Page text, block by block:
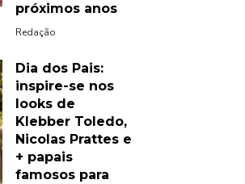
próximos anos
Redação
Dia dos Pais:
inspire-se nos
looks de
Klebber Toledo,
Nicolas Prattes e
+ papais
famosos para